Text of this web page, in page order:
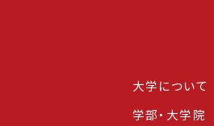
大学について
学部・大学院